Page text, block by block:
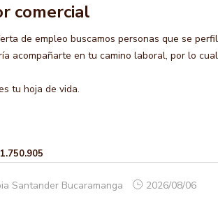
comercial
de empleo buscamos personas que se
acompañarte en tu camino laboral, por lo
tu hoja de vida.
Santander Bucaramanga 2026/08/06